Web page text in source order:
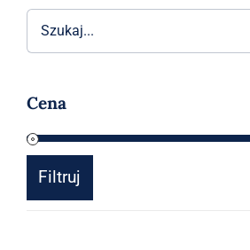
Cena
Filtruj